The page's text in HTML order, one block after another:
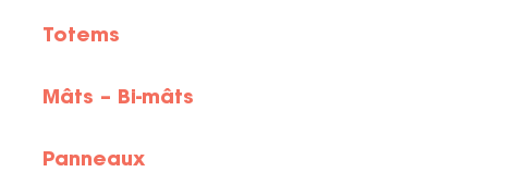
Totems
Mâts – Bi-mâts
Panneaux